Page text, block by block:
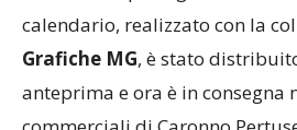
diventate le protagoniste mese
calendario, realizzato con la
Grafiche MG, è stato